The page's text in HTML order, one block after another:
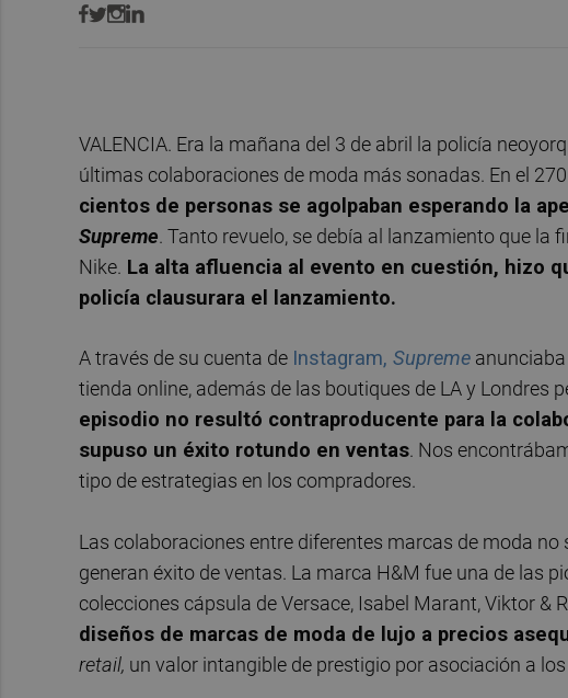
VALENCIA. Era la mañana del 3 de abril la policía
últimas colaboraciones de moda más sonadas. En el
cientos de personas se agolpaban esperando la
Supreme. Tanto revuelo, se debía al lanzamiento que
Nike. La alta afluencia al evento en cuestión, hizo
policía clausurara el lanzamiento.
A través de su cuenta de Instagram, Supreme
tienda online, además de las boutiques de LA y Londres
episodio no resultó contraproducente para la
supuso un éxito rotundo en ventas. Nos
tipo de estrategias en los compradores.
Las colaboraciones entre diferentes marcas de moda
generan éxito de ventas. La marca H&M fue una de las
colecciones cápsula de Versace, Isabel Marant, Viktor &
diseños de marcas de moda de lujo a precios
retail, un valor intangible de prestigio por asociación a